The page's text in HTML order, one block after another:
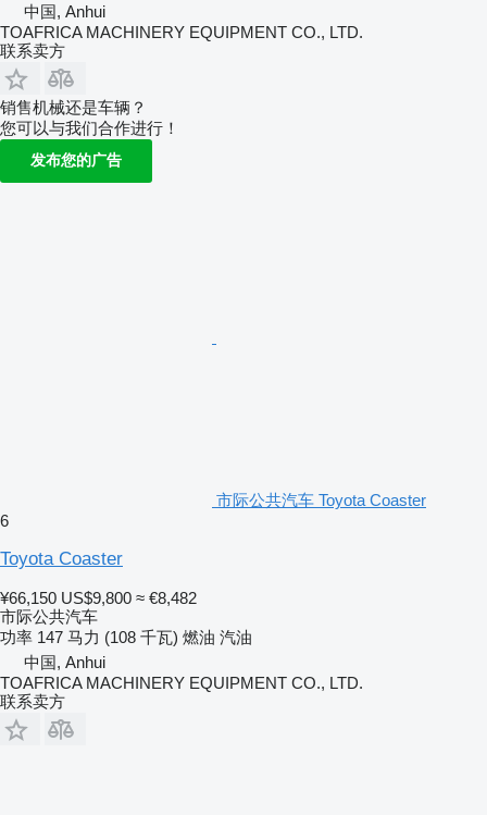
中国, Anhui
TOAFRICA MACHINERY EQUIPMENT CO., LTD.
联系卖方
销售机械还是车辆？
您可以与我们合作进行！
发布您的广告
市际公共汽车 Toyota Coaster
6
Toyota Coaster
¥66,150 US$9,800 ≈ €8,482
市际公共汽车
功率 147 马力 (108 千瓦) 燃油 汽油
中国, Anhui
TOAFRICA MACHINERY EQUIPMENT CO., LTD.
联系卖方